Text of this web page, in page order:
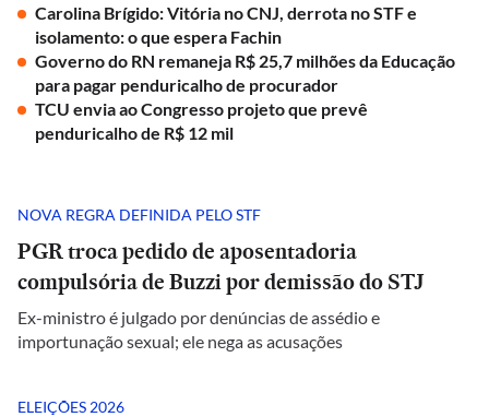
Carolina Brígido: Vitória no CNJ, derrota no STF e
isolamento: o que espera Fachin
Governo do RN remaneja R$ 25,7 milhões da Educação
para pagar penduricalho de procurador
TCU envia ao Congresso projeto que prevê
penduricalho de R$ 12 mil
NOVA REGRA DEFINIDA PELO STF
PGR troca pedido de aposentadoria
compulsória de Buzzi por demissão do STJ
Ex-ministro é julgado por denúncias de assédio e
importunação sexual; ele nega as acusações
ELEIÇÕES 2026